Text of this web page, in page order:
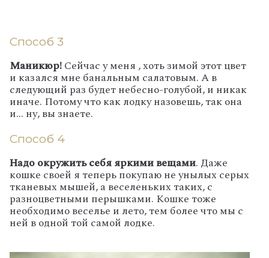
Способ 3
Маникюр!Сейчас у меня , хоть зимой этот цвет
и казался мне банальным салатовым. А в
следующий раз будет небесно-голубой, и никак
иначе. Потому что как лодку назовешь, так она
и... ну, вы знаете.
Способ 4
Надо окружить себя яркими вещами. Даже
кошке своей я теперь покупаю не унылых серых
тканевых мышей, а веселеньких таких, с
разноцветными перышками. Кошке тоже
необходимо веселье и лето, тем более что мы с
ней в одной той самой лодке.